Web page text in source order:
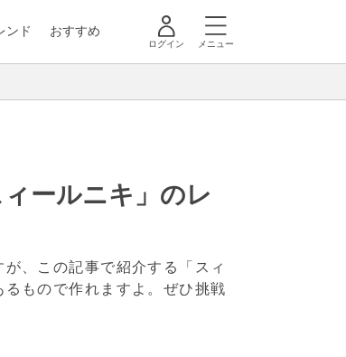
ンド おすすめ
ログイン メニュー
ールニキ」のレ
、この記事で紹介する「スィ
もので作れますよ。ぜひ挑戦